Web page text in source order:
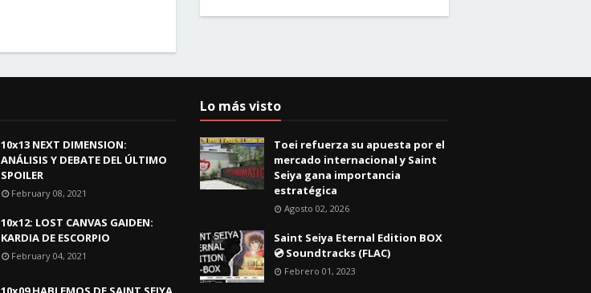
10x13 NEXT DIMENSION:
ANÁLISIS Y DEBATE DEL ÚLTIMO
SPOILER
February 08, 2021
10x12: LOST CANVAS GAIDEN:
KARDIA DE ESCORPIO
February 04, 2021
Lo más visto
Toei refuerza su apuesta por el
mercado internacional y Saint
Seiya gana importancia
estratégica
Agosto 02, 2026
Saint Seiya Eternal Edition BOX
💿 Soundtracks (FLAC)
Febrero 01, 2023